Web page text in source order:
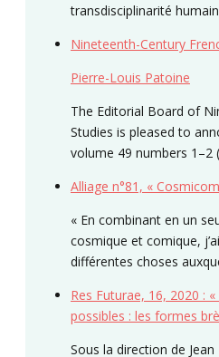
transdisciplinarité
Nineteenth-Century
Pierre-Louis Patoine
The Editorial Board of
Studies is pleased to
volume 49 numbers 1–2
Alliage n°81, «
« En combinant en un
cosmique et comique,
différentes choses
Res Futurae, 16, 2020 :
possibles : les formes
Sous la direction de